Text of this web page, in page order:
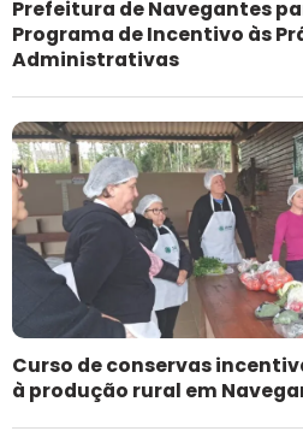
Prefeitura de Navegantes
Programa de Incentivo às
Administrativas
Curso de conservas
à produção rural em